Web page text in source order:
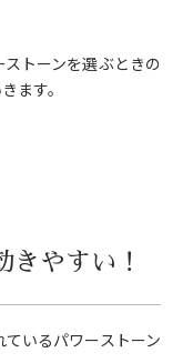
トーンを選ぶときの
ます。
きやすい！
いるパワーストーン